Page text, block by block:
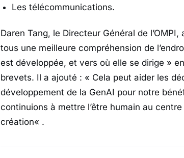
Les télécommunications.
Daren Tang, le Directeur Général de
tous une meilleure compréhension de
est développée, et vers où elle se dirige »
brevets. Il a ajouté : « Cela peut aider les
développement de la GenAI pour notre
continuions à mettre l’être humain au
création« .